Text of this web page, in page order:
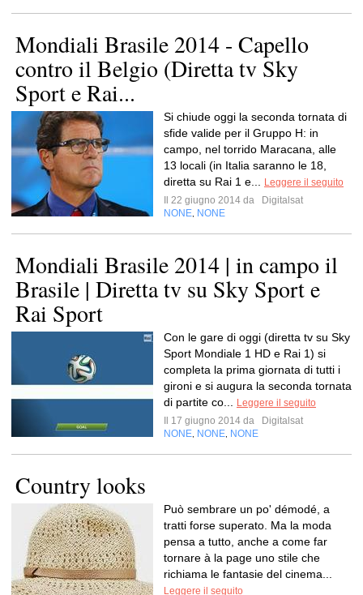
Mondiali Brasile 2014 - Capello
contro il Belgio (Diretta tv Sky
Sport e Rai...
Si chiude oggi la seconda tornata di
sfide valide per il Gruppo H: in
campo, nel torrido Maracana, alle
13 locali (in Italia saranno le 18,
diretta su Rai 1 e...
Leggere il seguito
Il 22 giugno 2014 da
Digitalsat
NONE NONE
Mondiali Brasile 2014 | in campo il
Brasile | Diretta tv su Sky Sport e
Rai Sport
Con le gare di oggi (diretta tv su Sky
Sport Mondiale 1 HD e Rai 1) si
completa la prima giornata di tutti i
gironi e si augura la seconda tornata
di partite co...
Leggere il seguito
Il 17 giugno 2014 da
Digitalsat
NONE NONE NONE
Country looks
Può sembrare un po' démodé, a
tratti forse superato. Ma la moda
pensa a tutto, anche a come far
tornare à la page uno stile che
richiama le fantasie del cinema...
Leggere il seguito